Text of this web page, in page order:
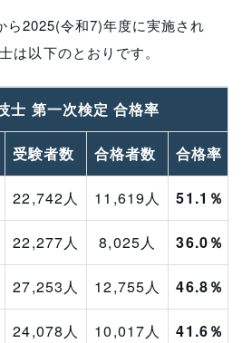
ら2025(令和7)年度に実施され
は以下のとおりです。
士 第一次検定 合格率
受験者数 合格者数 合格率
22,742人 11,619人 51.1％
22,277人 8,025人 36.0％
27,253人 12,755人 46.8％
24,078人 10,017人 41.6％